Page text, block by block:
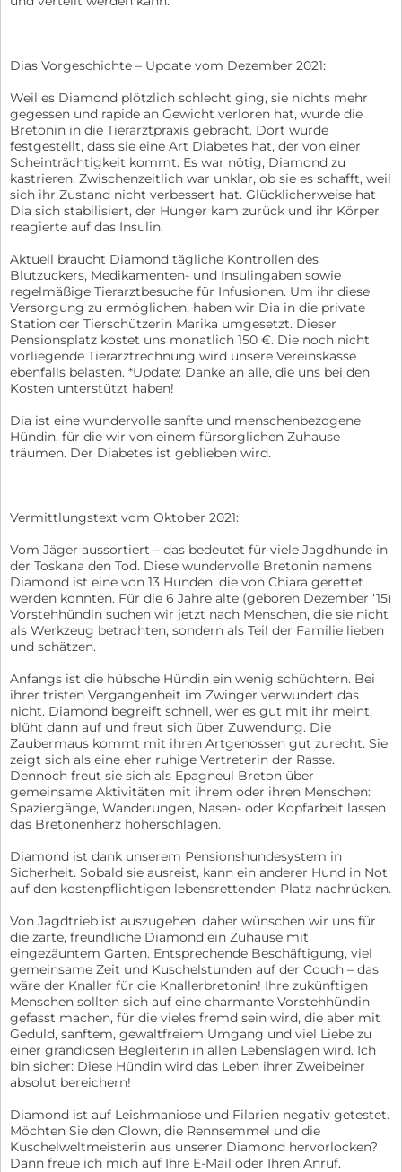
Dias Vorgeschichte – Update vom Dezember 2021:
Weil es Diamond plötzlich schlecht ging, sie nichts mehr
gegessen und rapide an Gewicht verloren hat, wurde die
Bretonin in die Tierarztpraxis gebracht. Dort wurde
festgestellt, dass sie eine Art Diabetes hat, der von einer
Scheinträchtigkeit kommt. Es war nötig, Diamond zu
kastrieren. Zwischenzeitlich war unklar, ob sie es schafft, weil
sich ihr Zustand nicht verbessert hat. Glücklicherweise hat
Dia sich stabilisiert, der Hunger kam zurück und ihr Körper
reagierte auf das Insulin.
Aktuell braucht Diamond tägliche Kontrollen des
Blutzuckers, Medikamenten- und Insulingaben sowie
regelmäßige Tierarztbesuche für Infusionen. Um ihr diese
Versorgung zu ermöglichen, haben wir Dia in die private
Station der Tierschützerin Marika umgesetzt. Dieser
Pensionsplatz kostet uns monatlich 150 €. Die noch nicht
vorliegende Tierarztrechnung wird unsere Vereinskasse
ebenfalls belasten. *Update: Danke an alle, die uns bei den
Kosten unterstützt haben!
Dia ist eine wundervolle sanfte und menschenbezogene
Hündin, für die wir von einem fürsorglichen Zuhause
träumen. Der Diabetes ist geblieben wird.
Vermittlungstext vom Oktober 2021:
Vom Jäger aussortiert – das bedeutet für viele Jagdhunde in
der Toskana den Tod. Diese wundervolle Bretonin namens
Diamond ist eine von 13 Hunden, die von Chiara gerettet
werden konnten. Für die 6 Jahre alte (geboren Dezember ‘15)
Vorstehhündin suchen wir jetzt nach Menschen, die sie nicht
als Werkzeug betrachten, sondern als Teil der Familie lieben
und schätzen.
Anfangs ist die hübsche Hündin ein wenig schüchtern. Bei
ihrer tristen Vergangenheit im Zwinger verwundert das
nicht. Diamond begreift schnell, wer es gut mit ihr meint,
blüht dann auf und freut sich über Zuwendung. Die
Zaubermaus kommt mit ihren Artgenossen gut zurecht. Sie
zeigt sich als eine eher ruhige Vertreterin der Rasse.
Dennoch freut sie sich als Epagneul Breton über
gemeinsame Aktivitäten mit ihrem oder ihren Menschen:
Spaziergänge, Wanderungen, Nasen- oder Kopfarbeit lassen
das Bretonenherz höherschlagen.
Diamond ist dank unserem Pensionshundesystem in
Sicherheit. Sobald sie ausreist, kann ein anderer Hund in Not
auf den kostenpflichtigen lebensrettenden Platz nachrücken.
Von Jagdtrieb ist auszugehen, daher wünschen wir uns für
die zarte, freundliche Diamond ein Zuhause mit
eingezäuntem Garten. Entsprechende Beschäftigung, viel
gemeinsame Zeit und Kuschelstunden auf der Couch – das
wäre der Knaller für die Knallerbretonin! Ihre zukünftigen
Menschen sollten sich auf eine charmante Vorstehhündin
gefasst machen, für die vieles fremd sein wird, die aber mit
Geduld, sanftem, gewaltfreiem Umgang und viel Liebe zu
einer grandiosen Begleiterin in allen Lebenslagen wird. Ich
bin sicher: Diese Hündin wird das Leben ihrer Zweibeiner
absolut bereichern!
Diamond ist auf Leishmaniose und Filarien negativ getestet.
Möchten Sie den Clown, die Rennsemmel und die
Kuschelweltmeisterin aus unserer Diamond hervorlocken?
Dann freue ich mich auf Ihre E-Mail oder Ihren Anruf.